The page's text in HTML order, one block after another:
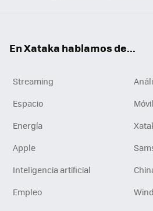
En Xataka hablamos de...
Streaming
Espacio
Energía
Apple
Inteligencia artificial
Empleo